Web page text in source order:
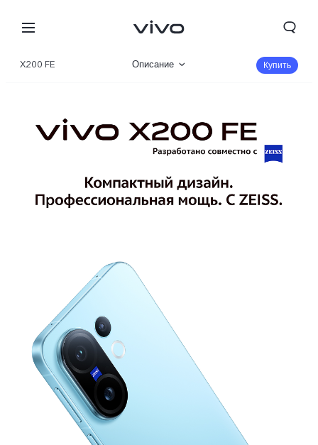
Uzbekistan | Выберите страну/регион
X200 FE Описание
Характеристики
Купить